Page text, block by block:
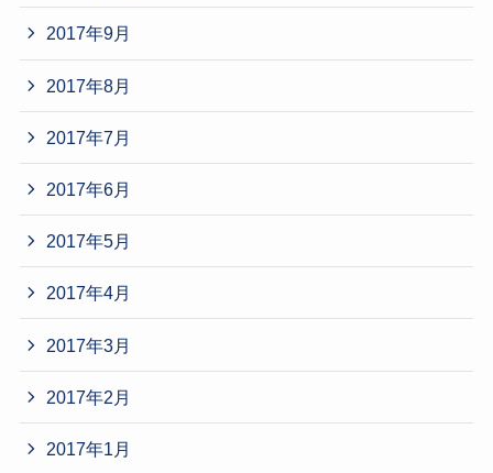
2017年9月
2017年8月
2017年7月
2017年6月
2017年5月
2017年4月
2017年3月
2017年2月
2017年1月